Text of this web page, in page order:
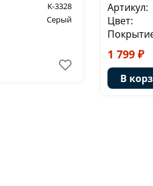
K-3328
Серый
Артикул:
Цвет:
1 799 ₽
В